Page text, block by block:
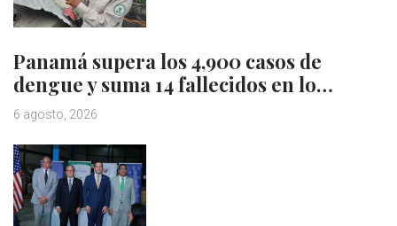
Panamá supera los 4,900 casos de
dengue y suma 14 fallecidos en lo…
6 agosto, 2026